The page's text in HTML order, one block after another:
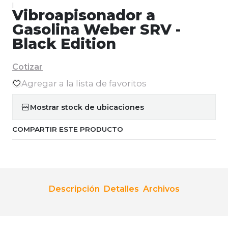
|
Vibroapisonador a
Gasolina Weber SRV -
Black Edition
Cotizar
Agregar a la lista de favoritos
Mostrar stock de ubicaciones
COMPARTIR ESTE PRODUCTO
Descripción Detalles Archivos